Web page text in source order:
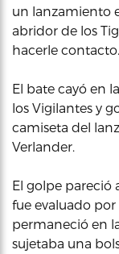
un lanzamiento
abridor de los
hacerle contacto.
El bate cayó en
los Vigilantes y
camiseta del
Verlander.
El golpe
fue evaluado
permaneció en
sujetaba una